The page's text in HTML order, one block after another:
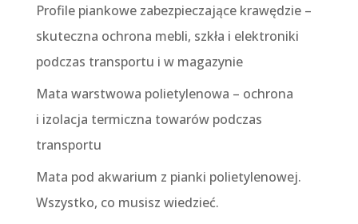
Profile piankowe zabezpieczające krawędzie –
skuteczna ochrona mebli, szkła i elektroniki
podczas transportu i w magazynie
Mata warstwowa polietylenowa – ochrona
i izolacja termiczna towarów podczas
transportu
Mata pod akwarium z pianki polietylenowej.
Wszystko, co musisz wiedzieć.